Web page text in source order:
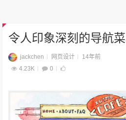
令人印象深刻的导航
jackchen 网页设计
14年前
4.23K
0